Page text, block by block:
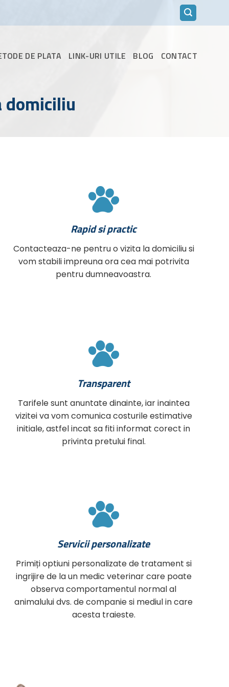
DE PLATA LINK-URI UTILE BLOG CONTACT
domiciliu
Rapid si practic
Contacteaza-ne pentru o vizita la domiciliu si
vom stabili impreuna ora cea mai potrivita
pentru dumneavoastra.
Transparent
Tarifele sunt anuntate dinainte, iar inaintea
vizitei va vom comunica costurile estimative
initiale, astfel incat sa fiti informat corect in
privinta pretului final.
Servicii personalizate
Primiți optiuni personalizate de tratament si
ingrijire de la un medic veterinar care poate
observa comportamentul normal al
animalului dvs. de companie si mediul in care
acesta traieste.